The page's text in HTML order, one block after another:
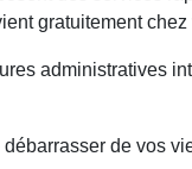
gratuitement
administratives
de vos